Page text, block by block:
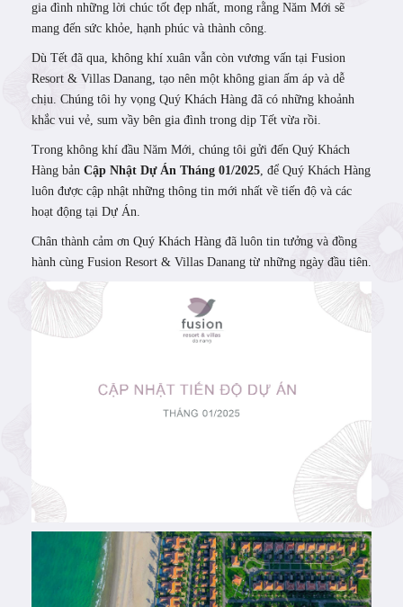
gia đình những lời chúc tốt đẹp nhất, mong rằng Năm Mới sẽ
mang đến sức khỏe, hạnh phúc và thành công.
Dù Tết đã qua, không khí xuân vẫn còn vương vấn tại Fusion
Resort & Villas Danang, tạo nên một không gian ấm áp và dễ
chịu. Chúng tôi hy vọng Quý Khách Hàng đã có những khoảnh
khắc vui vẻ, sum vầy bên gia đình trong dịp Tết vừa rồi.
Trong không khí đầu Năm Mới, chúng tôi gửi đến Quý Khách
Hàng bản Cập Nhật Dự Án Tháng 01/2025, để Quý Khách Hàng
luôn được cập nhật những thông tin mới nhất về tiến độ và các
hoạt động tại Dự Án.
Chân thành cảm ơn Quý Khách Hàng đã luôn tin tưởng và đồng
hành cùng Fusion Resort & Villas Danang từ những ngày đầu tiên.